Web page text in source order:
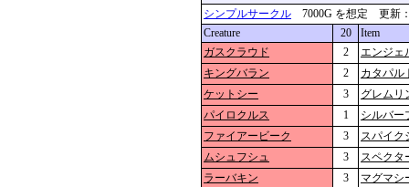
シンプルサークル 7000G を想定 更新：
Creature
20
Item
ガスクラウド
2
エンジェ
キングバラン
2
カタパル
ケットシー
3
グレムリ
パイロクルス
1
シルバー
ファイアービーク
3
スパイク
ムシュフシュ
3
スペクタ
ラーバキン
3
マグマシ